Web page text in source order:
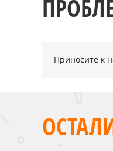
Приносите к